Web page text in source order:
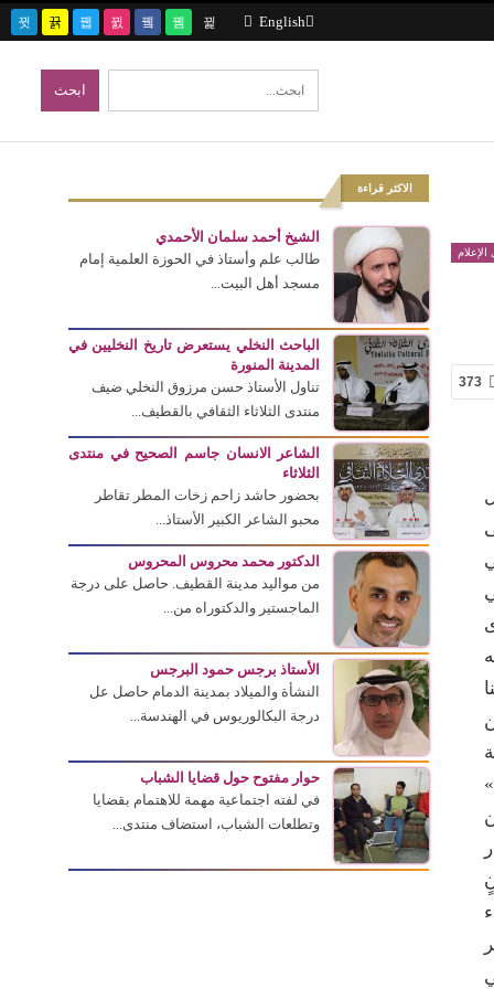
English
373
الاكثر قراءة
الشيخ أحمد سلمان الأحمدي
طالب علم وأستاذ في الحوزة العلمية إمام
مسجد أهل البيت...
الباحث النخلي يستعرض تاريخ النخليين في
المدينة المنورة
تناول الأستاذ حسن مرزوق النخلي ضيف
منتدى الثلاثاء الثقافي بالقطيف...
الشاعر الانسان جاسم الصحيح في منتدى
الثلاثاء
بحضور حاشد زاحم زخات المطر تقاطر
محبو الشاعر الكبير الأستاذ...
الدكتور محمد محروس المحروس
من مواليد مدينة القطيف. حاصل على درجة
الماجستير والدكتوراه من...
الأستاذ برجس حمود البرجس
النشأة والميلاد بمدينة الدمام حاصل عل
درجة البكالوريوس في الهندسة...
حوار مفتوح حول قضايا الشباب
في لفته اجتماعية مهمة للاهتمام بقضايا
وتطلعات الشباب، استضاف منتدى...